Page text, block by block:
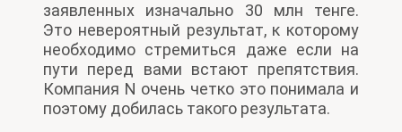
заявленных изначально 30 млн тенге.
Это невероятный результат, к которому
необходимо стремиться даже если на
пути перед вами встают препятствия.
Компания N очень четко это понимала и
поэтому добилась такого результата.